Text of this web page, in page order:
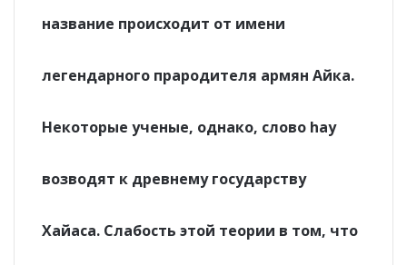
название происходит от имени
легендарного прародителя армян Айка.
Некоторые ученые, однако, слово hay
возводят к древнему государству
Хайаса. Слабость этой теории в том, что